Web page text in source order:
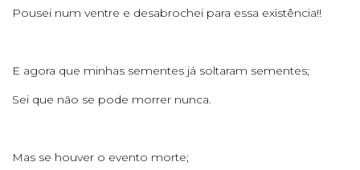
Pousei num ventre e desabrochei para essa existência!!
E agora que minhas sementes já soltaram sementes;
Sei que não se pode morrer nunca.
Mas se houver o evento morte;